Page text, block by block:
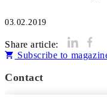
03.02.2019
Share article:
Subscribe to
Contact